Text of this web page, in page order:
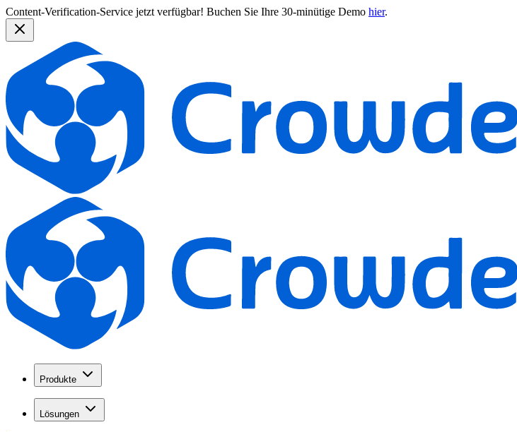
Content-Verification-Service jetzt verfügbar! Buchen Sie Ihre 30-minütige Demo hier.
Produkte
Lösungen